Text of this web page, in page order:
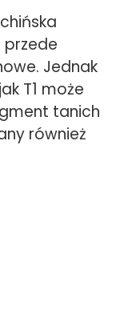
Jednak
T1 może
tanich
również